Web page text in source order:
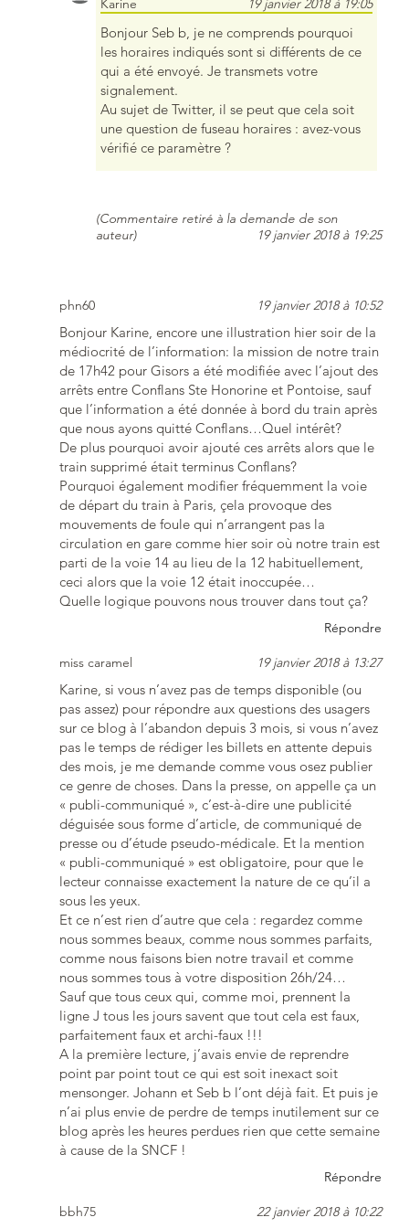
Karine 19 janvier 2018 à 19:05
Bonjour Seb b, je ne comprends pourquoi
les horaires indiqués sont si différents de ce
qui a été envoyé. Je transmets votre
signalement.
Au sujet de Twitter, il se peut que cela soit
une question de fuseau horaires : avez-vous
vérifié ce paramètre ?
(Commentaire retiré à la demande de son
auteur)
19 janvier 2018 à 19:25
phn60 19 janvier 2018 à 10:52
Bonjour Karine, encore une illustration hier soir de la
médiocrité de l’information: la mission de notre train
de 17h42 pour Gisors a été modifiée avec l’ajout des
arrêts entre Conflans Ste Honorine et Pontoise, sauf
que l’information a été donnée à bord du train après
que nous ayons quitté Conflans…Quel intérêt?
De plus pourquoi avoir ajouté ces arrêts alors que le
train supprimé était terminus Conflans?
Pourquoi également modifier fréquemment la voie
de départ du train à Paris, çela provoque des
mouvements de foule qui n’arrangent pas la
circulation en gare comme hier soir où notre train est
parti de la voie 14 au lieu de la 12 habituellement,
ceci alors que la voie 12 était inoccupée…
Quelle logique pouvons nous trouver dans tout ça?
Répondre
miss caramel 19 janvier 2018 à 13:27
Karine, si vous n’avez pas de temps disponible (ou
pas assez) pour répondre aux questions des usagers
sur ce blog à l’abandon depuis 3 mois, si vous n’avez
pas le temps de rédiger les billets en attente depuis
des mois, je me demande comme vous osez publier
ce genre de choses. Dans la presse, on appelle ça un
« publi-communiqué », c’est-à-dire une publicité
déguisée sous forme d’article, de communiqué de
presse ou d’étude pseudo-médicale. Et la mention
« publi-communiqué » est obligatoire, pour que le
lecteur connaisse exactement la nature de ce qu’il a
sous les yeux.
Et ce n’est rien d’autre que cela : regardez comme
nous sommes beaux, comme nous sommes parfaits,
comme nous faisons bien notre travail et comme
nous sommes tous à votre disposition 26h/24…
Sauf que tous ceux qui, comme moi, prennent la
ligne J tous les jours savent que tout cela est faux,
parfaitement faux et archi-faux !!!
A la première lecture, j’avais envie de reprendre
point par point tout ce qui est soit inexact soit
mensonger. Johann et Seb b l’ont déjà fait. Et puis je
n’ai plus envie de perdre de temps inutilement sur ce
blog après les heures perdues rien que cette semaine
à cause de la SNCF !
Répondre
bbh75 22 janvier 2018 à 10:22